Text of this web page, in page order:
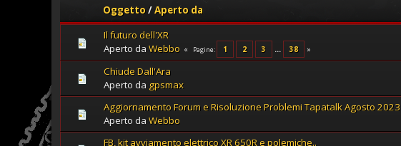
Oggetto/Aperto da
Il futuro dell'XR
Aperto da Webbo Pagine 1 2 3 ... 38
Chiude Dall'Ara
Aperto da gpsmax
Aggiornamento Forum e Risoluzione Problemi Tapatalk Agosto 2023
Aperto da Webbo
FB, kit avviamento elettrico XR 650R e polemiche..